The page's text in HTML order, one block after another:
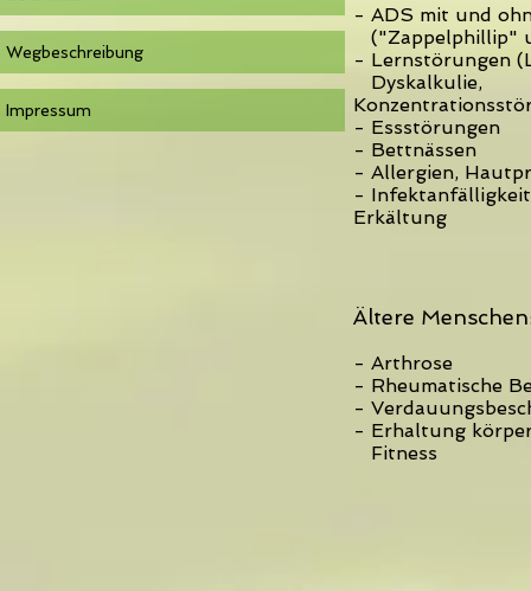
Wegbeschreibung
Impressum
- ADS mit und
("Zappelphillip"
- Lernstörungen
Dyskalkulie,
- Essstörungen
- Bettnässen
- Allergien,
-
Erkältung
Ältere Menschen
- Arthrose
- Rheumatische
-
- Erhaltung
Fitness